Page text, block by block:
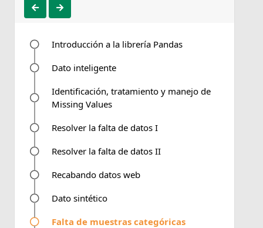
Introducción a la librería Pandas
Dato inteligente
Identificación, tratamiento y manejo de
Missing Values
Resolver la falta de datos I
Resolver la falta de datos II
Recabando datos web
Dato sintético
Falta de muestras categóricas